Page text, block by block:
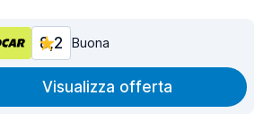
8,2 Buona
Visualizza offerta